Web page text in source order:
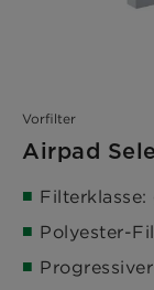
Vorfilter
Airpad
Filterklasse:
Polyester-